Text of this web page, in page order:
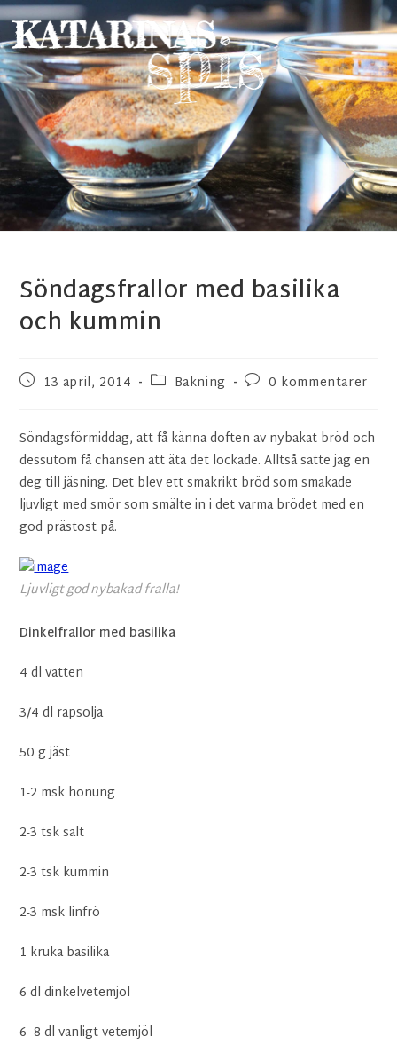
Söndagsfrallor med basilika
och kummin
13 april, 2014 Bakning 0 kommentarer
Söndagsförmiddag, att få känna doften av nybakat bröd och
dessutom få chansen att äta det lockade. Alltså satte jag en
deg till jäsning. Det blev ett smakrikt bröd som smakade
ljuvligt med smör som smälte in i det varma brödet med en
god prästost på.
Ljuvligt god nybakad fralla!
Dinkelfrallor med basilika
4 dl vatten
3/4 dl rapsolja
50 g jäst
1-2 msk honung
2-3 tsk salt
2-3 tsk kummin
2-3 msk linfrö
1 kruka basilika
6 dl dinkelvetemjöl
6- 8 dl vanligt vetemjöl